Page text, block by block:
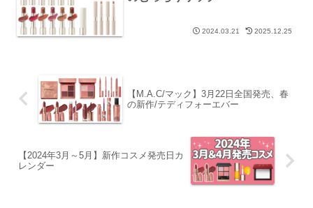
2024.03.21 2025.12.25
【M.A.C/マック】3月22日全国発売、春
の新作/テディフォーエバー
【2024年3月～5月】新作コスメ発売日カ
レンダー